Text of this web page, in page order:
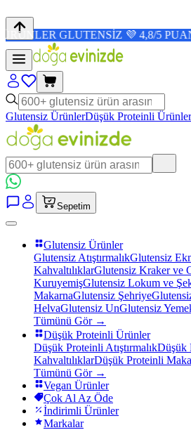
💜 4,8/5 PUAN 🛒
Glutensiz ÜrünlerDüşük Proteinli Ürünler
Sepetim
Glutensiz Ürünler
Glutensiz AtıştırmalıkGlutensiz
KahvaltılıklarGlutensiz Kraker ve
KuruyemişGlutensiz Lokum ve
MakarnaGlutensiz Şehriye
HelvaGlutensiz UnGlutensiz
Tümünü Gör →
Düşük Proteinli Ürünler
Düşük Proteinli AtıştırmalıkDüşük
KahvaltılıklarDüşük Proteinli
Tümünü Gör →
Vegan Ürünler
Çok Al Az Öde
İndirimli Ürünler
Markalar